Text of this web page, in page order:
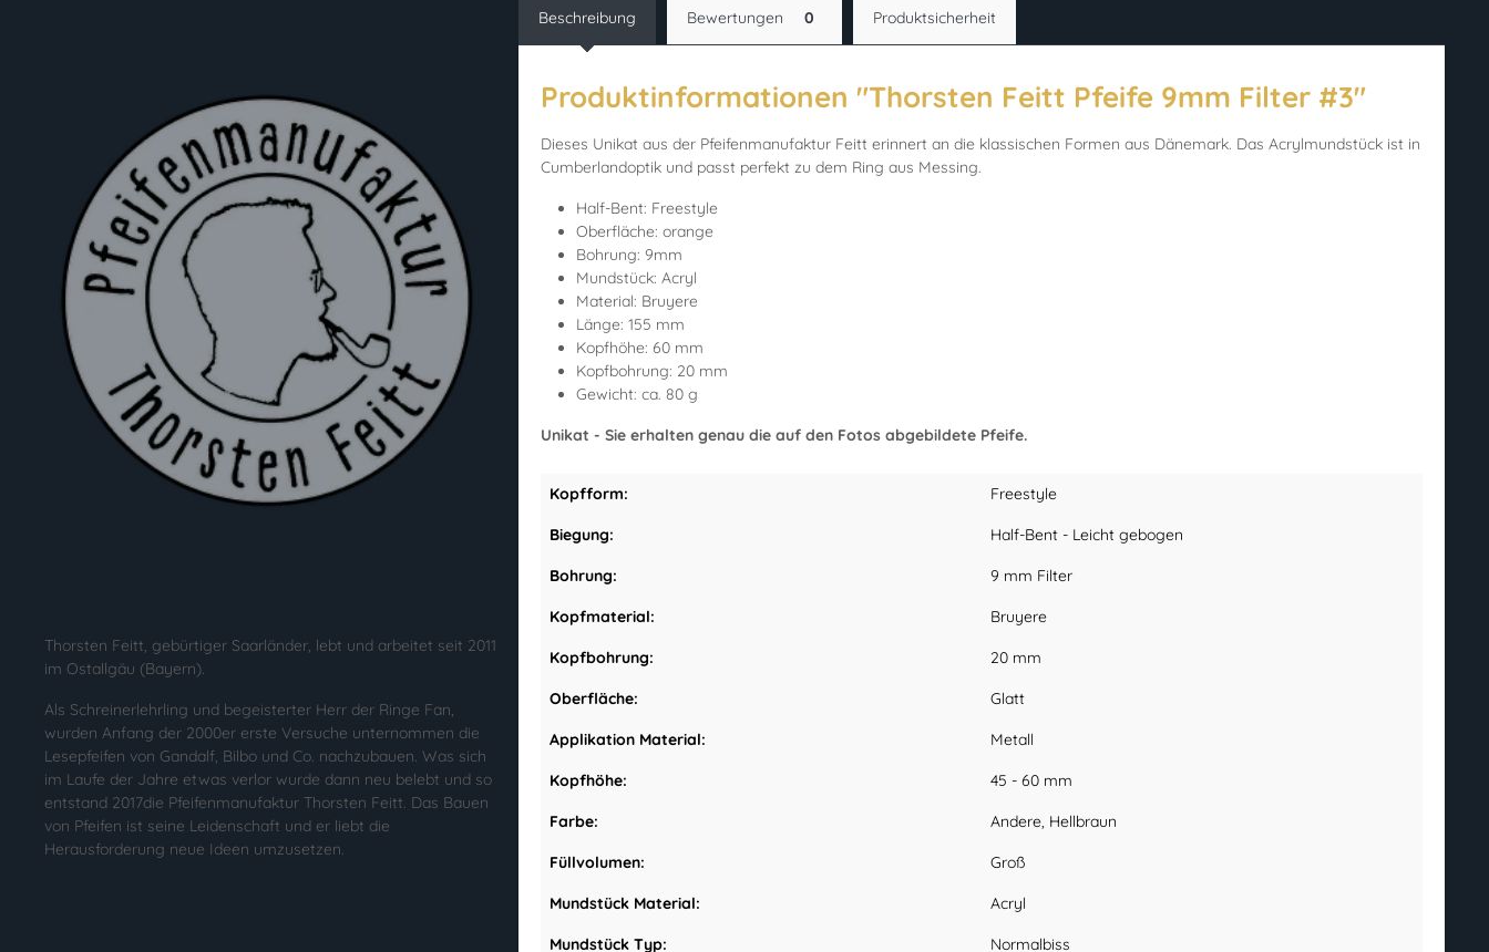
Thorsten Feitt, gebürtiger Saarländer, lebt und arbeitet seit 2011
im Ostallgäu (Bayern).
Als Schreinerlehrling und begeisterter Herr der Ringe Fan,
wurden Anfang der 2000er erste Versuche unternommen die
Lesepfeifen von Gandalf, Bilbo und Co. nachzubauen. Was sich
im Laufe der Jahre etwas verlor wurde dann neu belebt und so
entstand 2017die Pfeifenmanufaktur Thorsten Feitt. Das Bauen
von Pfeifen ist seine Leidenschaft und er liebt die
Herausforderung neue Ideen umzusetzen.
Beschreibung Bewertungen 0 Produktsicherheit
Produktinformationen "Thorsten Feitt Pfeife 9mm Filter #3"
Dieses Unikat aus der Pfeifenmanufaktur Feitt erinnert an die klassischen Formen aus Dänemark. Das Acrylmundstück ist in
Cumberlandoptik und passt perfekt zu dem Ring aus Messing.
Half-Bent: Freestyle
Oberfläche: orange
Bohrung: 9mm
Mundstück: Acryl
Material: Bruyere
Länge: 155 mm
Kopfhöhe: 60 mm
Kopfbohrung: 20 mm
Gewicht: ca. 80 g
Unikat - Sie erhalten genau die auf den Fotos abgebildete Pfeife.
Kopfform: Freestyle
Biegung: Half-Bent - Leicht gebogen
Bohrung: 9 mm Filter
Kopfmaterial: Bruyere
Kopfbohrung: 20 mm
Oberfläche: Glatt
Applikation Material: Metall
Kopfhöhe: 45 - 60 mm
Farbe: Andere, Hellbraun
Füllvolumen: Groß
Mundstück Material: Acryl
Mundstück Typ: Normalbiss